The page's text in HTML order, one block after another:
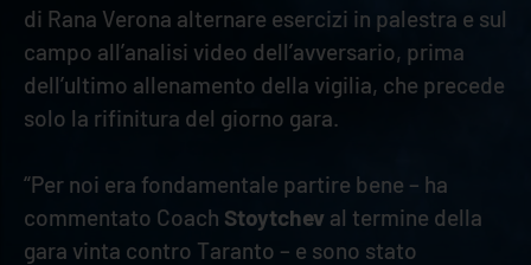
di Rana Verona alternare esercizi in palestra e sul
campo all’analisi video dell’avversario, prima
dell’ultimo allenamento della vigilia, che precede
solo la rifinitura del giorno gara.
“Per noi era fondamentale partire bene – ha
commentato Coach Stoytchev al termine della
gara vinta contro Taranto – e sono stato